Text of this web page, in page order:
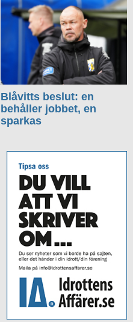
Blåvitts beslut: en
behåller jobbet, en
sparkas